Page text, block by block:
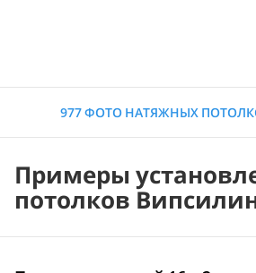
977 ФОТО НАТЯЖНЫХ
Примеры
потолков